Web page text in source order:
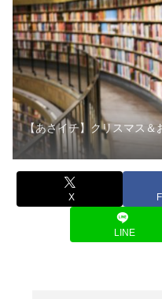
【あさイチ】クリスマス＆
X
LINE